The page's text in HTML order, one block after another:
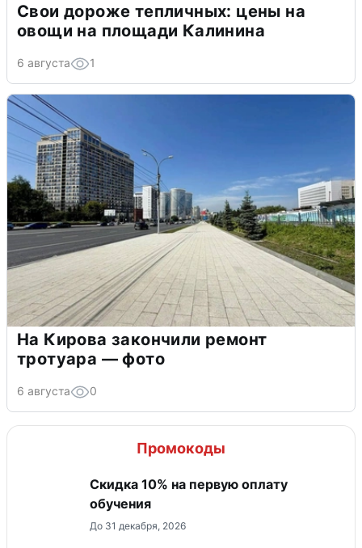
Свои дороже тепличных: цены на
овощи на площади Калинина
6 августа 1
На Кирова закончили ремонт
тротуара — фото
6 августа 0
Промокоды
Скидка 10% на первую оплату
обучения
До 31 декабря, 2026